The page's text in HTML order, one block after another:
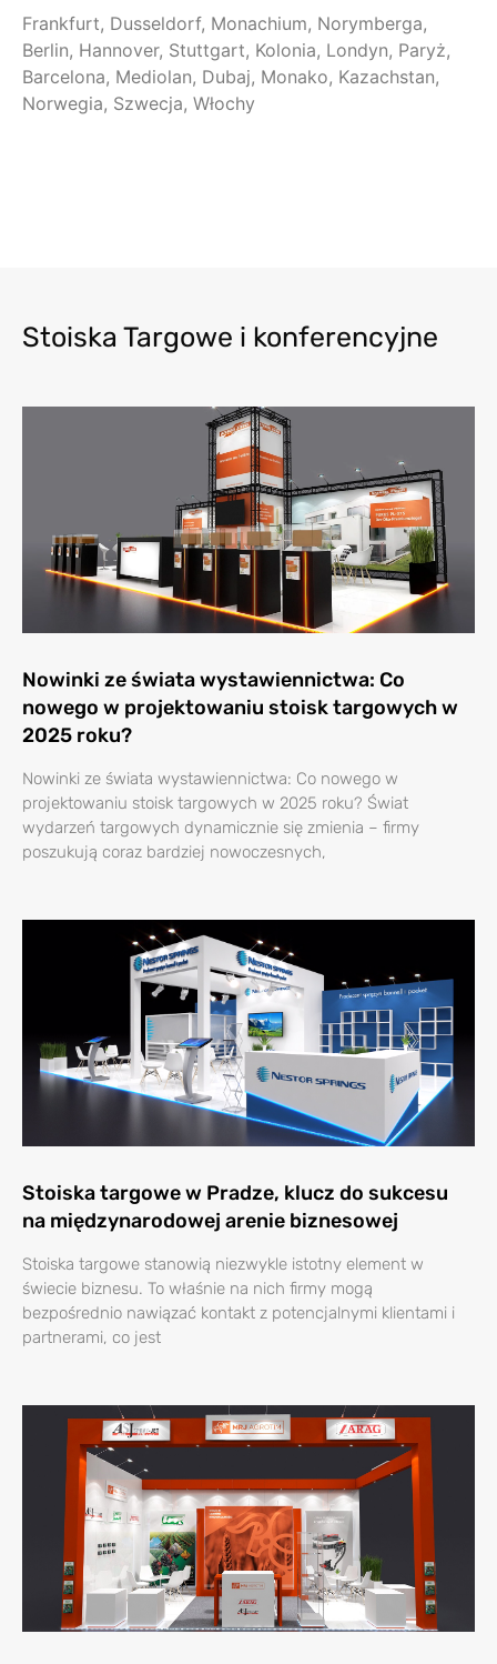
Frankfurt, Dusseldorf, Monachium, Norymberga,
Berlin, Hannover, Stuttgart, Kolonia, Londyn, Paryż,
Barcelona, Mediolan, Dubaj, Monako, Kazachstan,
Norwegia, Szwecja, Włochy
Stoiska Targowe i konferencyjne
Nowinki ze świata wystawiennictwa: Co
nowego w projektowaniu stoisk targowych w
2025 roku?
Nowinki ze świata wystawiennictwa: Co nowego w
projektowaniu stoisk targowych w 2025 roku? Świat
wydarzeń targowych dynamicznie się zmienia – firmy
poszukują coraz bardziej nowoczesnych,
Stoiska targowe w Pradze, klucz do sukcesu
na międzynarodowej arenie biznesowej
Stoiska targowe stanowią niezwykle istotny element w
świecie biznesu. To właśnie na nich firmy mogą
bezpośrednio nawiązać kontakt z potencjalnymi klientami i
partnerami, co jest